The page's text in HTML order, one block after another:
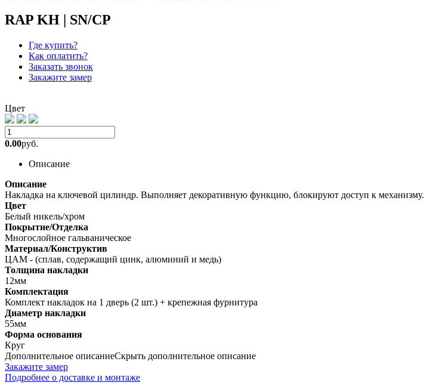
RAP KH | SN/CP
Где купить?
Как оплатить?
Заказать звонок
Закажите замер
Цвет
0.00руб.
Описание
Описание
Накладка на ключевой цилиндр. Выполняет декоративную функцию, блокируют доступ к механизму.
Цвет
Белый никель/хром
Покрытие/Отделка
Многослойное гальваническое
Материал/Конструктив
ЦАМ - (сплав, содержащий цинк, алюминий и медь)
Толщина накладки
12мм
Комплектация
Комплект накладок на 1 дверь (2 шт.) + крепежная фурнитура
Диаметр накладки
55мм
Форма основания
Круг
Дополнительное описаниеСкрыть дополнительное описание
Закажите замер
Подробнее о доставке и монтаже